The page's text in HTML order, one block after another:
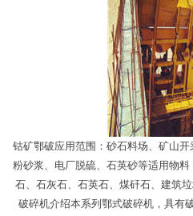
钴矿鄂破应用范围：砂石料场、矿山
粉砂浆、电厂脱硫、石英砂等适用物
石、石灰石、石英石、煤矸石、建筑
破碎机介绍本系列鄂式破碎机，具有